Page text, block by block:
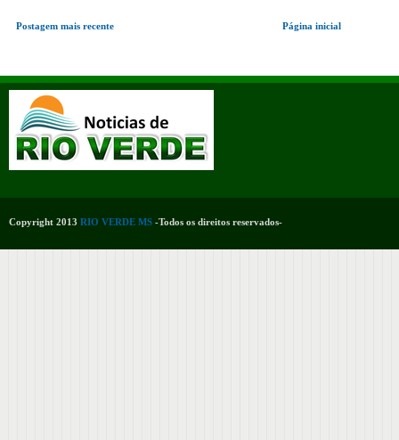
Postagem mais recente Página inicial
Copyright 2013 RIO VERDE MS -Todos os direitos reservados-